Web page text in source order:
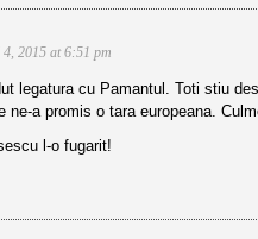
2015 at 6:51 pm
legatura cu Pamantul. Toti stiu
ne-a promis o tara europeana.
l-o fugarit!